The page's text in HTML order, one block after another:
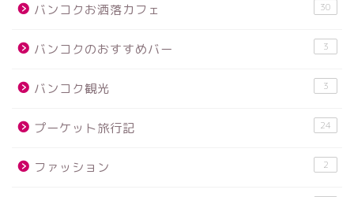
バンコクお洒落カフェ 30
バンコクのおすすめバー 3
バンコク観光 3
プーケット旅行記 24
ファッション 2